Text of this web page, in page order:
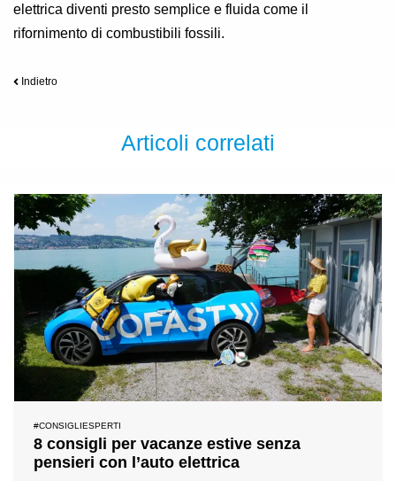
elettrica diventi presto semplice e fluida come il
rifornimento di combustibili fossili.
Indietro
Articoli correlati
#CONSIGLIESPERTI
8 consigli per vacanze estive senza
pensieri con l’auto elettrica